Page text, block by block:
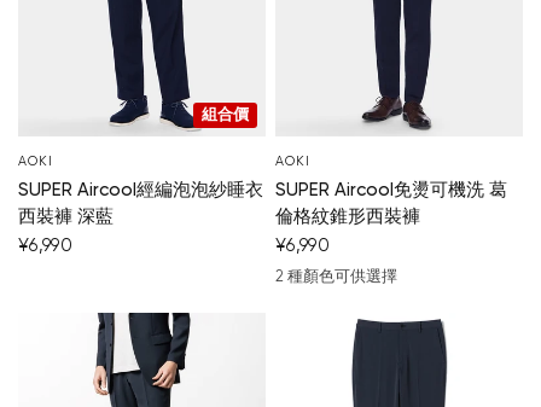
組合價
AOKI
SUPER Aircool經編泡泡紗睡衣
西裝褲 深藍
¥6,990
AOKI
SUPER Aircool免燙可機洗 葛
倫格紋錐形西裝褲
¥6,990
深藍中灰
2 種顏色可供選擇